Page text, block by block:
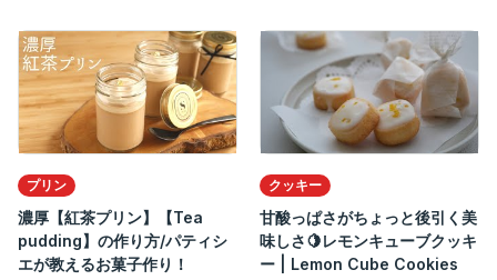
プリン
濃厚【紅茶プリン】【Tea
pudding】の作り方/パティシ
エが教えるお菓子作り！
クッキー
甘酸っぱさがちょっと後引く美
味しさ🍋レモンキューブクッキ
ー | Lemon Cube Cookies